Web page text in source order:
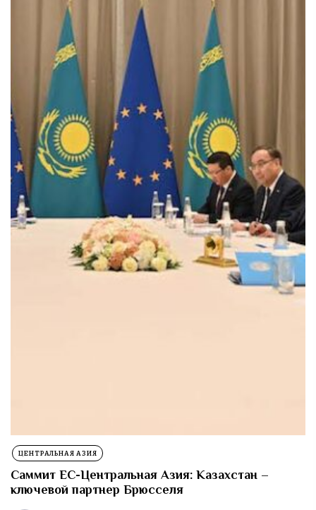
ЦЕНТРАЛЬНАЯ АЗИЯ
Саммит ЕС-Центральная Азия: Казахстан –
ключевой партнер Брюсселя